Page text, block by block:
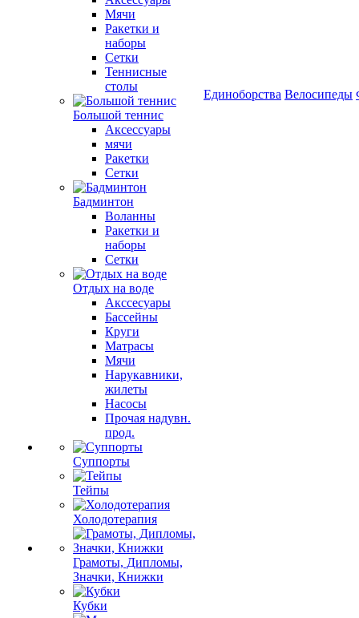
Мячи
Ракетки и
наборы
Сетки
Теннисные
столы
Большой теннис
Аксессуары
мячи
Ракетки
Сетки
Бадминтон
Воланны
Ракетки и
наборы
Сетки
Отдых на воде
Акссесуары
Бассейны
Круги
Матрасы
Мячи
Нарукавники,
жилеты
Насосы
Прочая надувн.
прод.
Суппорты
Тейпы
Холодотерапия
Грамоты, Дипломы,
Значки, Книжки
Кубки
Единоборства Велосипеды